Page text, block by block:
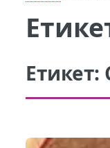
Етикет: